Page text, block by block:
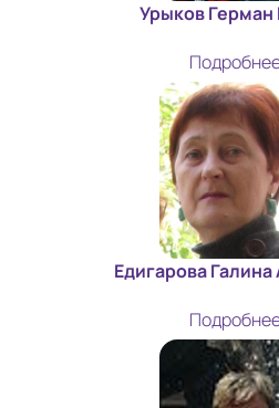
Урыков
Едигарова